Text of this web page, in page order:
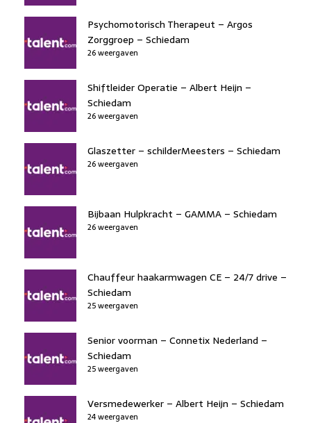
Psychomotorisch Therapeut – Argos
Zorggroep – Schiedam
26 weergaven
Shiftleider Operatie – Albert Heijn –
Schiedam
26 weergaven
Glaszetter – schilderMeesters – Schiedam
26 weergaven
Bijbaan Hulpkracht – GAMMA – Schiedam
26 weergaven
Chauffeur haakarmwagen CE – 24/7 drive –
Schiedam
25 weergaven
Senior voorman – Connetix Nederland –
Schiedam
25 weergaven
Versmedewerker – Albert Heijn – Schiedam
24 weergaven